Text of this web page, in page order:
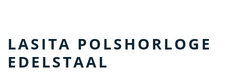
LASITA POLSHORLOGE
EDELSTAAL